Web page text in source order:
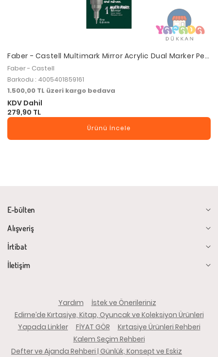
Faber - Castell Multimark Mirror Acrylic Dual Marker Pen
...
Faber - Castell
Barkodu : 4005401859161
1.500,00 TL üzeri kargo bedava
KDV Dahil
279,90 TL
Ürünü İncele
E-bülten
Alışveriş
İrtibat
İletişim
Yardım
İstek ve Önerileriniz
Edirne’de Kırtasiye, Kitap, Oyuncak ve Koleksiyon Ürünleri
Yapada Linkler
FİYAT GÖR
Kırtasiye Ürünleri Rehberi
Kalem Seçim Rehberi
Defter ve Ajanda Rehberi | Günlük, Konsept ve Eskiz